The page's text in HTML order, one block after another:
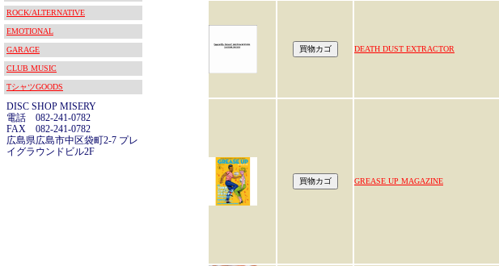
ROCK/ALTERNATIVE
EMOTIONAL
GARAGE
CLUB MUSIC
TシャツGOODS
DISC SHOP MISERY
電話 082-241-0782
FAX 082-241-0782
広島県広島市中区袋町2-7 プレ
イグラウンドビル2F
DEATH DUST EXTRACTOR
GREASE UP MAGAZINE